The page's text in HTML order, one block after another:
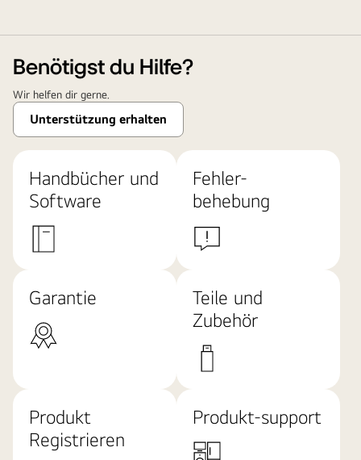
Benötigst du Hilfe?
Wir helfen dir gerne.
Unterstützung erhalten
Handbücher und
Software
Fehler-
behebung
Garantie
Teile und
Zubehör
Produkt
Registrieren
Produkt-support